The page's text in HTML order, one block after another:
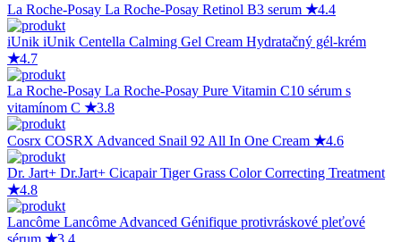
La Roche-Posay La Roche-Posay Retinol B3 serum ★4.4
iUnik iUnik Centella Calming Gel Cream Hydratačný gél-krém
★4.7
La Roche-Posay La Roche-Posay Pure Vitamin C10 sérum s
vitamínom C ★3.8
Cosrx COSRX Advanced Snail 92 All In One Cream ★4.6
Dr. Jart+ Dr.Jart+ Cicapair Tiger Grass Color Correcting Treatment
★4.8
Lancôme Lancôme Advanced Génifique protivráskové pleťové
sérum ★3.4